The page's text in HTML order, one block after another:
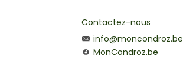
Contactez-nous
info@moncondroz.be
MonCondroz.be